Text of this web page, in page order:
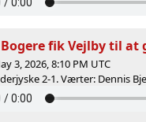
fik Vejlby til at
3, 2026, 8:10 PM UTC
2-1. Værter: Dennis